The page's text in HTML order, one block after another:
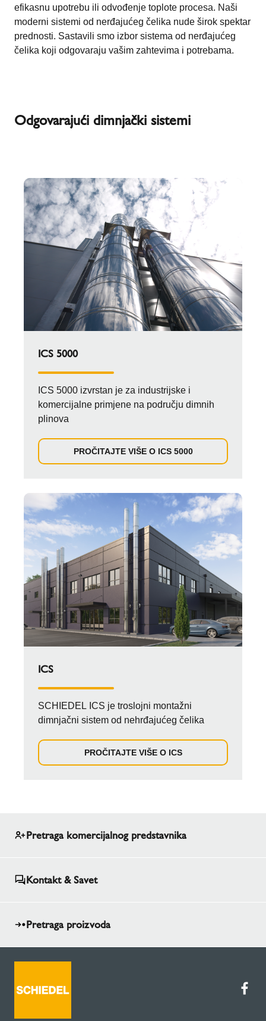
efikasnu upotrebu ili odvođenje toplote procesa. Naši
moderni sistemi od nerđajućeg čelika nude širok spektar
prednosti. Sastavili smo izbor sistema od nerđajućeg
čelika koji odgovaraju vašim zahtevima i potrebama.
Odgovarajući dimnjački sistemi
ICS 5000
ICS 5000 izvrstan je za industrijske i
komercijalne primjene na području dimnih
plinova
PROČITAJTE VIŠE O ICS 5000
ICS
SCHIEDEL ICS je troslojni montažni
dimnjačni sistem od nehrđajućeg čelika
PROČITAJTE VIŠE O ICS
Pretraga komercijalnog predstavnika
Kontakt & Savet
Pretraga proizvoda